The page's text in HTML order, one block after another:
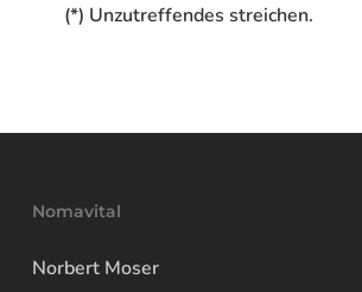
(*) Unzutreffendes streichen.
Nomavital
Norbert Moser